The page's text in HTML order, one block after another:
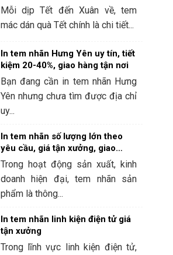
Mỗi dịp Tết đến Xuân về, tem
mác dán quà Tết chính là chi tiết...
In tem nhãn Hưng Yên uy tín, tiết
kiệm 20-40%, giao hàng tận nơi
Bạn đang cần in tem nhãn Hưng
Yên nhưng chưa tìm được địa chỉ
uy...
In tem nhãn số lượng lớn theo
yêu cầu, giá tận xưởng, giao
hàng nhanh
Trong hoạt động sản xuất, kinh
doanh hiện đại, tem nhãn sản
phẩm là thông...
In tem nhãn linh kiện điện tử giá
tận xưởng
Trong lĩnh vực linh kiện điện tử,